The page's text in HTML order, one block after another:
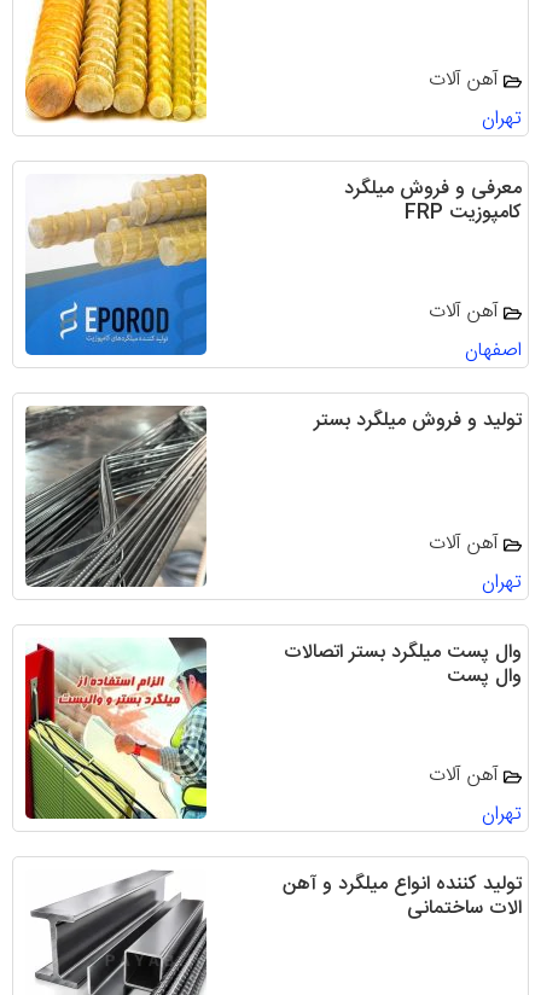
آهن آلات
تهران
معرفی و فروش میلگرد
کامپوزیت FRP
آهن آلات
اصفهان
تولید و فروش میلگرد بستر
آهن آلات
تهران
وال پست میلگرد بستر اتصالات
وال پست
آهن آلات
تهران
تولید کننده انواع میلگرد و آهن
الات ساختمانی